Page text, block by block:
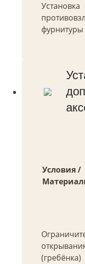
Установка
фурнитуры
Условия /
(гребёнка)